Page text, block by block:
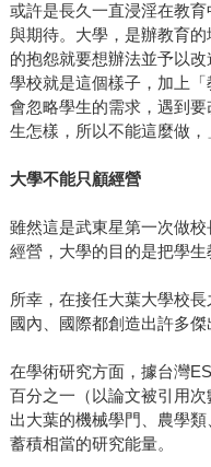
或許是長久一直浸淫在教
與期待。大學，是辦教育
的抱怨就要想辦法並予以
學校就是這個樣子，加上
會忽略學生的需求，遇到
生怎樣，所以不能這麼做，
大學不能只顧經營
雖然這是武東星第一次做
經營，大學的目的是把學生
所幸，在接任大葉大學校
國內、國際都創造出許多傑
在學術研究方面，據台灣
百分之一（以論文被引用
出大葉的機械學門、農學
蓄積相當的研究能量。